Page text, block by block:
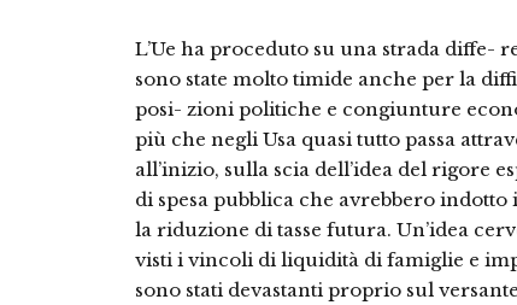
L’Ue ha proceduto su una strada diffe-
sono state molto timide anche per la
posi- zioni politiche e congiunture
più che negli Usa quasi tutto passa
all’inizio, sulla scia dell’idea del rigore
di spesa pubblica che avrebbero
la riduzione di tasse futura. Un’idea
visti i vincoli di liquidità di famiglie e
sono stati devastanti proprio sul